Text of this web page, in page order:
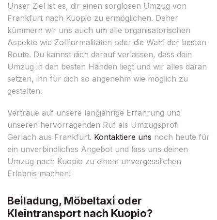
Unser Ziel ist es, dir einen sorglosen Umzug von
Frankfurt nach Kuopio zu ermöglichen. Daher
kümmern wir uns auch um alle organisatorischen
Aspekte wie Zollformalitäten oder die Wahl der besten
Route. Du kannst dich darauf verlassen, dass dein
Umzug in den besten Händen liegt und wir alles daran
setzen, ihn für dich so angenehm wie möglich zu
gestalten.
Vertraue auf unsere langjährige Erfahrung und
unseren hervorragenden Ruf als Umzugsprofi
Gerlach aus Frankfurt. Kontaktiere uns noch heute für
ein unverbindliches Angebot und lass uns deinen
Umzug nach Kuopio zu einem unvergesslichen
Erlebnis machen!
Beiladung, Möbeltaxi oder
Kleintransport nach Kuopio?